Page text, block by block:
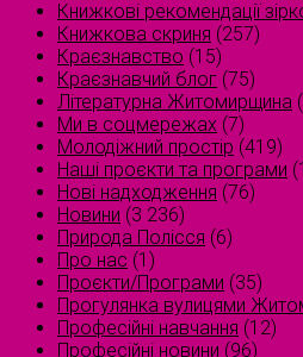
Книжкові рекомендації
Книжкова скриня (257)
Краєзнавство (15)
Краєзнавчий блог (75)
Літературна Житомирщина
Ми в соцмережах (7)
Молодіжний простір (419)
Наші проєкти та програми
Нові надходження (76)
Новини (3 236)
Природа Полісся (6)
Про нас (1)
Проєкти/Програми (35)
Прогулянка вулицями
Професійні навчання (12)
Професійні новини (96)